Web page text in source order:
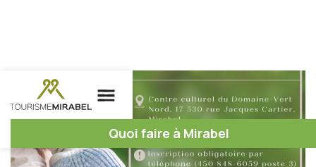
Quoi faire à Mirabel